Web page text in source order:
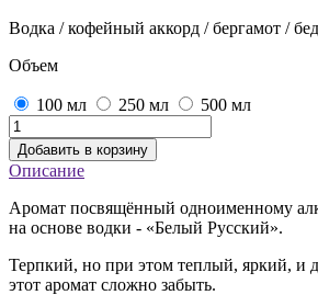
Водка / кофейный аккорд / бергамот /
Объем
100 мл 250 мл 500 мл
Добавить в корзину
Описание
Аромат посвящённый одноименному
на основе водки - «Белый Русский».
Терпкий, но при этом теплый, яркий, и
этот аромат сложно забыть.